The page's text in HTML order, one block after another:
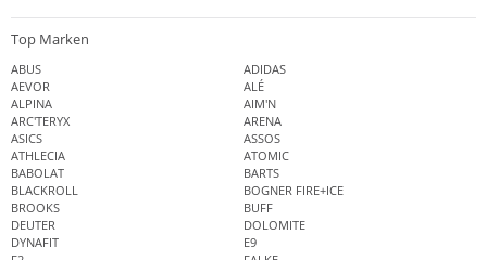
Top Marken
ABUS
ADIDAS
AEVOR
ALÉ
ALPINA
AIM'N
ARC'TERYX
ARENA
ASICS
ASSOS
ATHLECIA
ATOMIC
BABOLAT
BARTS
BLACKROLL
BOGNER FIRE+ICE
BROOKS
BUFF
DEUTER
DOLOMITE
DYNAFIT
E9